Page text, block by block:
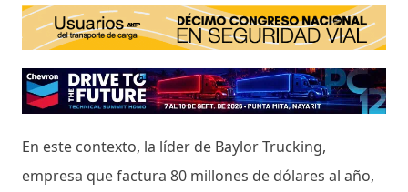
En este contexto, la líder de Baylor Trucking,
empresa que factura 80 millones de dólares al año,